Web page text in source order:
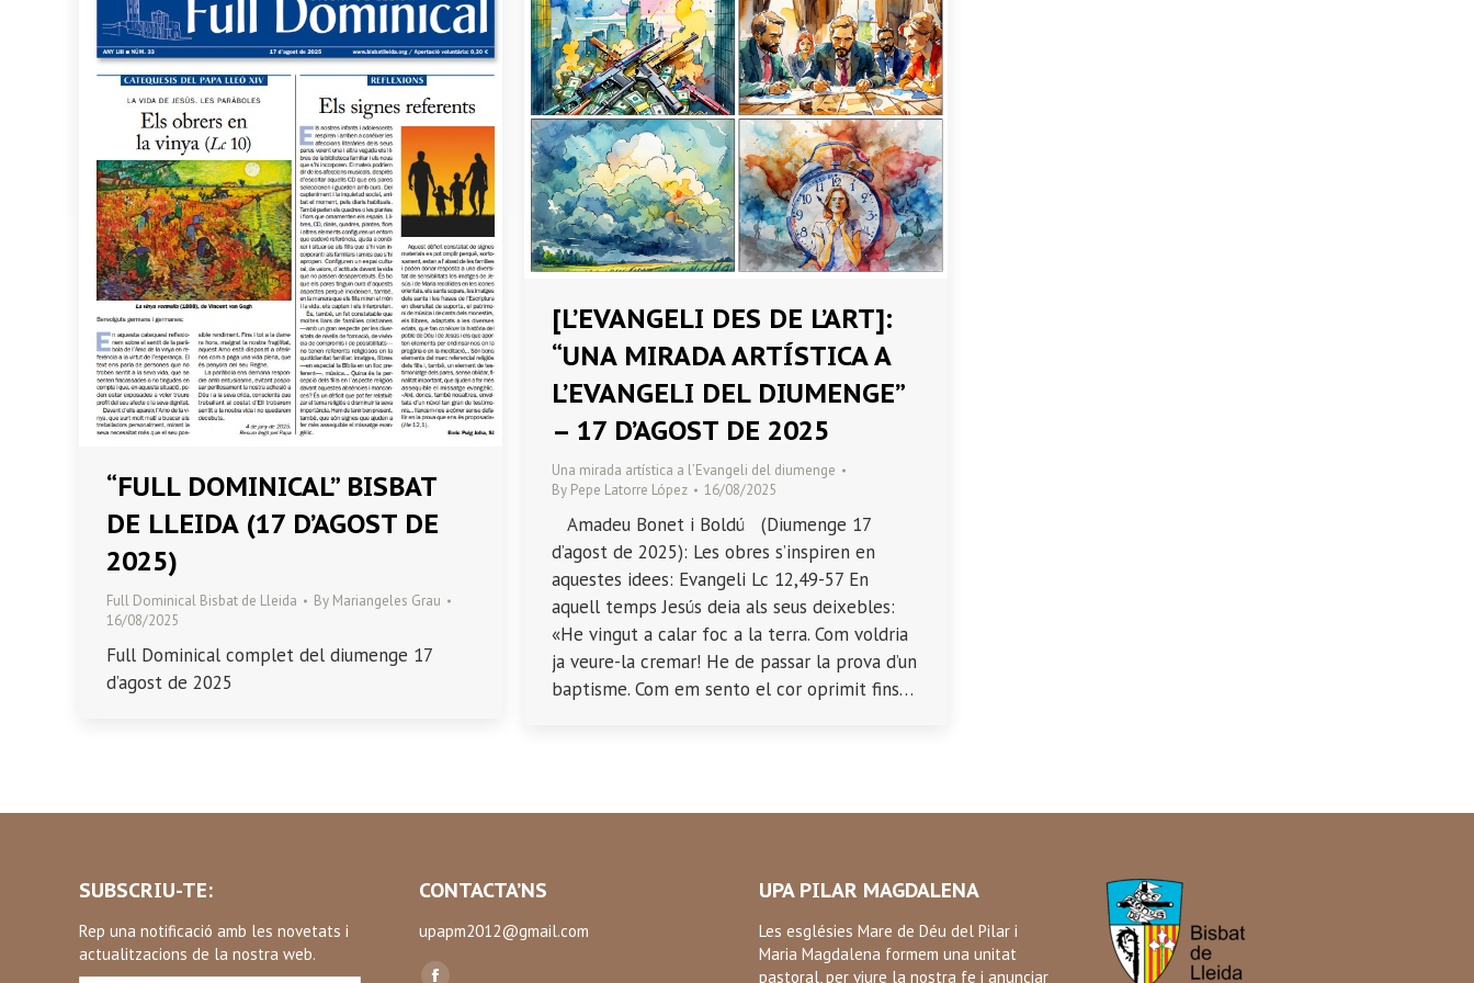
“FULL DOMINICAL” BISBAT
DE LLEIDA (17 D’AGOST DE
2025)
Full Dominical Bisbat de Lleida By Mariangeles Grau
16/08/2025
Full Dominical complet del diumenge 17
d’agost de 2025
[L’EVANGELI DES DE L’ART]:
“UNA MIRADA ARTÍSTICA A
L’EVANGELI DEL DIUMENGE”
– 17 D’AGOST DE 2025
Una mirada artística a l’Evangeli del diumenge
By Pepe Latorre López 16/08/2025
Amadeu Bonet i Boldú (Diumenge 17
d’agost de 2025): Les obres s’inspiren en
aquestes idees: Evangeli Lc 12,49-57 En
aquell temps Jesús deia als seus deixebles:
«He vingut a calar foc a la terra. Com voldria
ja veure-la cremar! He de passar la prova d’un
baptisme. Com em sento el cor oprimit fins…
SUBSCRIU-TE:
Rep una notificació amb les novetats i
actualitzacions de la nostra web.
CONTACTA’NS
upapm2012@gmail.com
Find us on:
UPA PILAR MAGDALENA
Les esglésies Mare de Déu del Pilar i
Maria Magdalena formem una unitat
pastoral, per viure la nostra fe i anunciar